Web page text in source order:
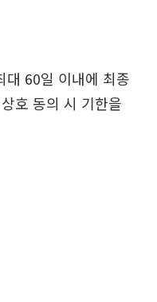
대 60일 이내에 최종
호 동의 시 기한을